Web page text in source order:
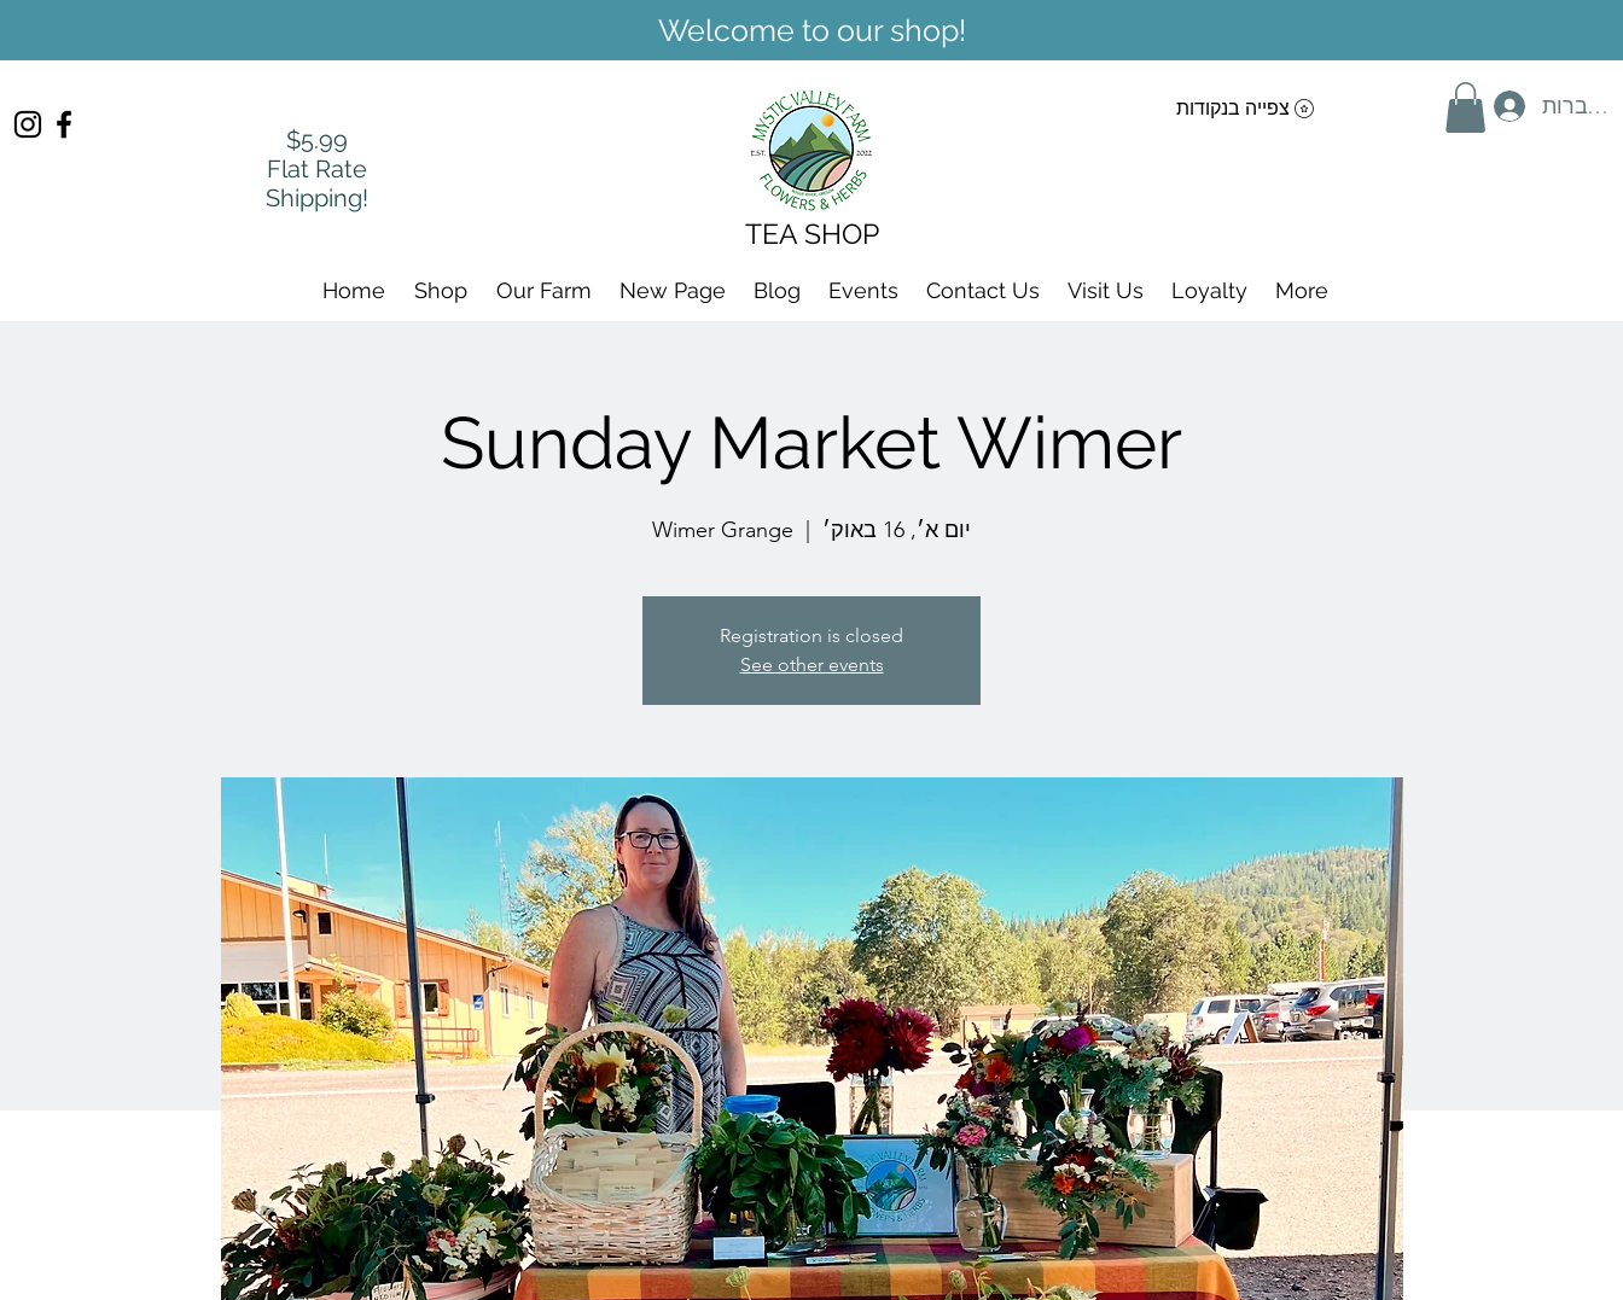
Welcome to our shop!
$5.99
Flat Rate
Shipping!
TEA SHOP
צפייה בנקודות
Home Shop Our Farm New Page Blog Events Contact Us Visit Us Loyalty More
Sunday Market Wimer
יום א׳, 16 באוק׳ Wimer Grange
Registration is closed
See other events